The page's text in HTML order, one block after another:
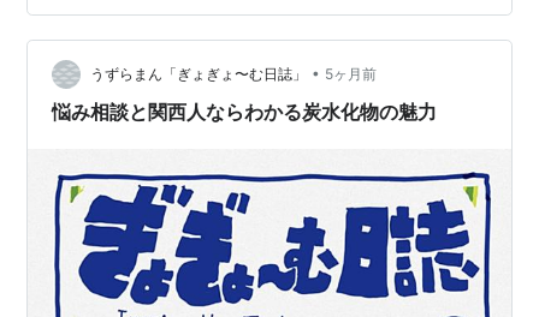
る。他に花桃やパンジーなども。春は華やかでいいね
ぇ。 帰りに近所のスーパーで食料品の買い出し。 お昼は
軽く豚カツ二切れとワサビ菜とコーンクリームスープで
食べた。食後は惰眠をむさぼる。なんとも言えないシア
うずらまん「ぎょぎょ〜む日誌」 • 5ヶ月前
悩み相談と関西人ならわかる炭水化物の魅力